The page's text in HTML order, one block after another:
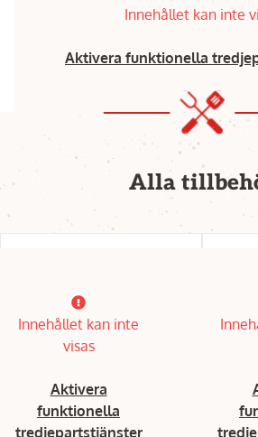
Innehållet kan inte
Aktivera funktionella
Alla
Innehållet kan inte
visas
Aktivera
funktionella
tredjepartstjänster